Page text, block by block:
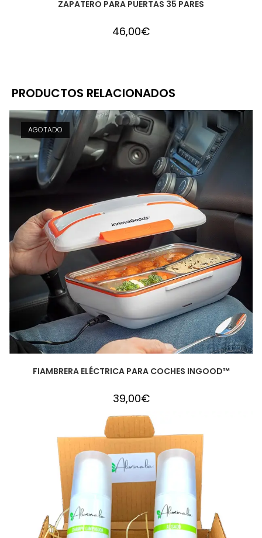
ZAPATERO PARA PUERTAS 35 PARES
46,00€
PRODUCTOS RELACIONADOS
AGOTADO
FIAMBRERA ELÉCTRICA PARA COCHES INGOOD™
39,00€